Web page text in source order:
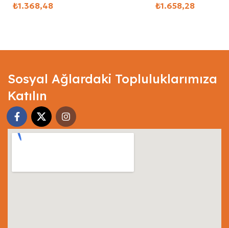
₺ ₺
Sosyal Ağlardaki Topluluklarımıza
Katılın